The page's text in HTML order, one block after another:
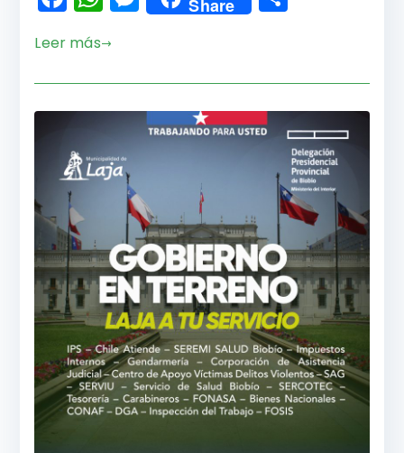
c
e
b
o
o
k
a
ts
A
p
p
e
s
e
n
er
Share
p
a
rti
r
Leer más